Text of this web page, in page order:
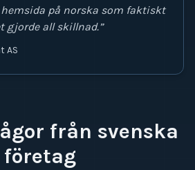
hemsida på norska som faktiskt
gjorde all skillnad.”
AS
från svenska
företag